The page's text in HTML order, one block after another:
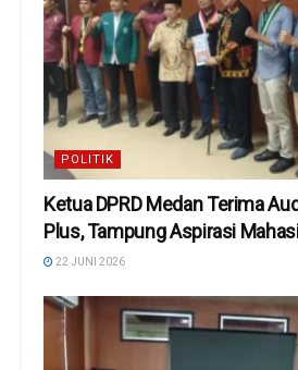
POLITIK
Ketua DPRD Medan Terima
Plus, Tampung Aspirasi
22 JUNI 2026